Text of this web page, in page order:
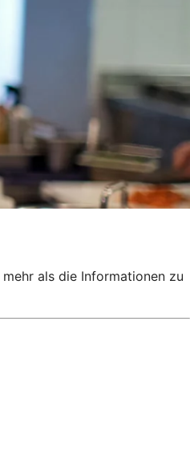
als die Informationen zu